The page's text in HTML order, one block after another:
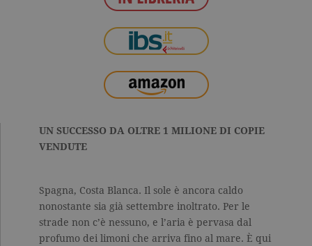
UN SUCCESSO DA OLTRE 1 MILIONE DI COPIE
VENDUTE
Spagna, Costa Blanca. Il sole è ancora caldo
nonostante sia già settembre inoltrato. Per le
strade non c’è nessuno, e l’aria è pervasa dal
profumo dei limoni che arriva fino al mare. È qui